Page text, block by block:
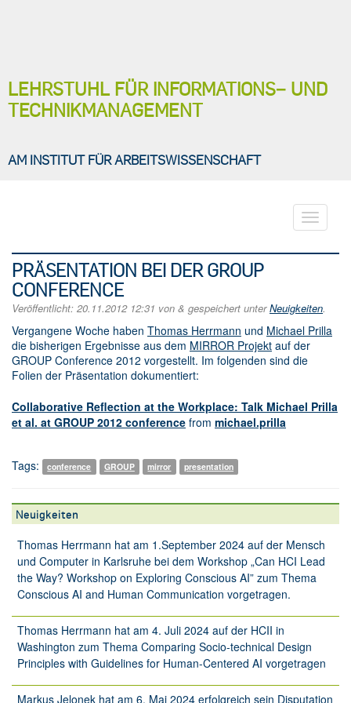
LEHRSTUHL FÜR INFORMATIONS− UND
TECHNIKMANAGEMENT
AM INSTITUT FÜR ARBEITSWISSENSCHAFT
Toggle
PRÄSENTATION BEI DER GROUP
CONFERENCE
Veröffentlicht: 20.11.2012 12:31 von & gespeichert unterNeuigkeiten.
Vergangene Woche haben Thomas Herrmann und Michael Prilla
die bisherigen Ergebnisse aus dem MIRROR Projekt auf der
GROUP Conference 2012 vorgestellt. Im folgenden sind die
Folien der Präsentation dokumentiert:
Collaborative Reflection at the Workplace: Talk Michael Prilla
et al. at GROUP 2012 conference from michael.prilla
Tags: conference GROUP mirror presentation
Neuigkeiten
Thomas Herrmann hat am 1.September 2024 auf der Mensch
und Computer in Karlsruhe bei dem Workshop „Can HCI Lead
the Way? Workshop on Exploring Conscious AI” zum Thema
Conscious AI and Human Communication vorgetragen.
Thomas Herrmann hat am 4. Juli 2024 auf der HCII in
Washington zum Thema Comparing Socio-technical Design
Principles with Guidelines for Human-Centered AI vorgetragen
Markus Jelonek hat am 6. Mai 2024 erfolgreich sein Disputation